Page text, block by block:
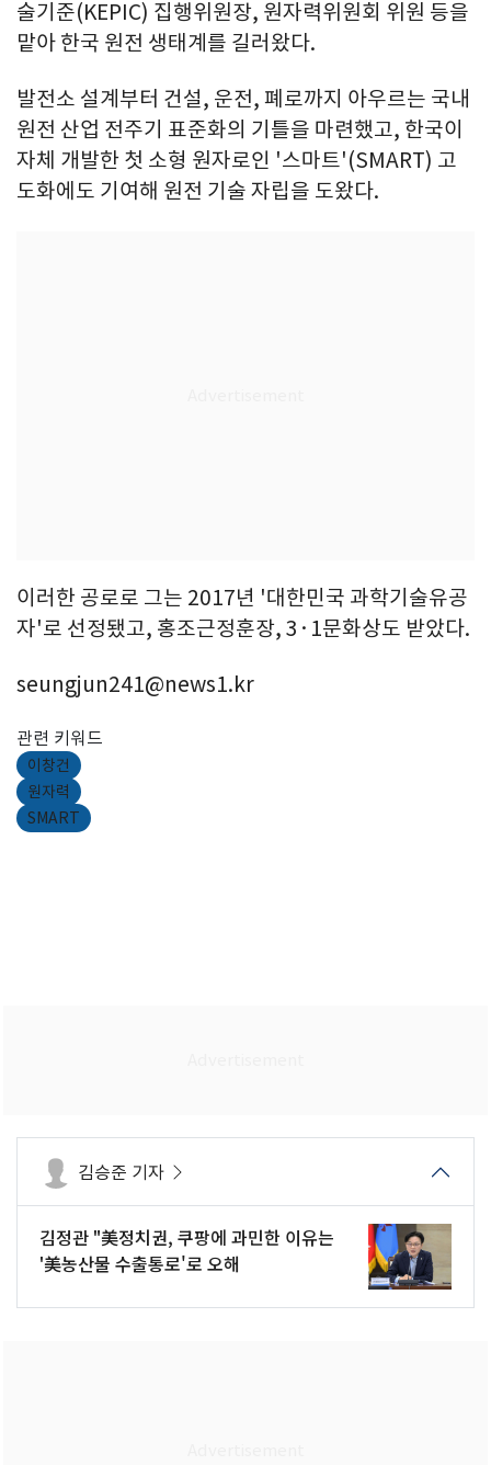
술기준(KEPIC) 집행위원장, 원자력위원회 위원 등을
맡아 한국 원전 생태계를 길러왔다.
발전소 설계부터 건설, 운전, 폐로까지 아우르는 국내
원전 산업 전주기 표준화의 기틀을 마련했고, 한국이
자체 개발한 첫 소형 원자로인 '스마트'(SMART) 고
도화에도 기여해 원전 기술 자립을 도왔다.
이러한 공로로 그는 2017년 '대한민국 과학기술유공
자'로 선정됐고, 홍조근정훈장, 3·1문화상도 받았다.
seungjun241@news1.kr
관련 키워드
이창건
원자력
SMART
김승준 기자
김정관 "美정치권, 쿠팡에 과민한 이유는
'美농산물 수출통로'로 오해